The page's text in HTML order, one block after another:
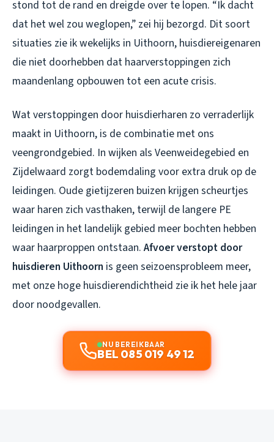
stond tot de rand en dreigde over te lopen. “Ik dacht
dat het wel zou weglopen,” zei hij bezorgd. Dit soort
situaties zie ik wekelijks in Uithoorn, huisdiereigenaren
die niet doorhebben dat haarverstoppingen zich
maandenlang opbouwen tot een acute crisis.
Wat verstoppingen door huisdierharen zo verraderlijk
maakt in Uithoorn, is de combinatie met ons
veengrondgebied. In wijken als Veenweidegebied en
Zijdelwaard zorgt bodemdaling voor extra druk op de
leidingen. Oude gietijzeren buizen krijgen scheurtjes
waar haren zich vasthaken, terwijl de langere PE
leidingen in het landelijk gebied meer bochten hebben
waar haarproppen ontstaan. Afvoer verstopt door
huisdieren Uithoorn is geen seizoensprobleem meer,
met onze hoge huisdierendichtheid zie ik het hele jaar
door noodgevallen.
NU BEREIKBAAR
BEL 085 019 49 12